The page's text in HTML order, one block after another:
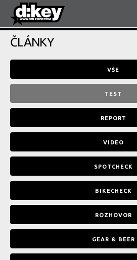
ČLÁNKY
VŠE
TEST
REPORT
VIDEO
SPOTCHECK
BIKECHECK
ROZHOVOR
GEAR & BEER